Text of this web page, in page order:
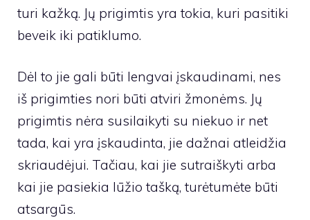
turi kažką. Jų prigimtis yra tokia, kuri pasitiki
beveik iki patiklumo.
Dėl to jie gali būti lengvai įskaudinami, nes
iš prigimties nori būti atviri žmonėms. Jų
prigimtis nėra susilaikyti su niekuo ir net
tada, kai yra įskaudinta, jie dažnai atleidžia
skriaudėjui. Tačiau, kai jie sutraiškyti arba
kai jie pasiekia lūžio tašką, turėtumėte būti
atsargūs.